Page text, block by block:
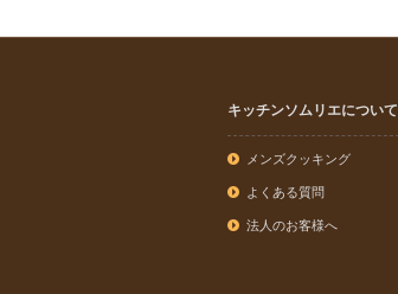
キッチンソムリエについて
メンズクッキング
よくある質問
法人のお客様へ